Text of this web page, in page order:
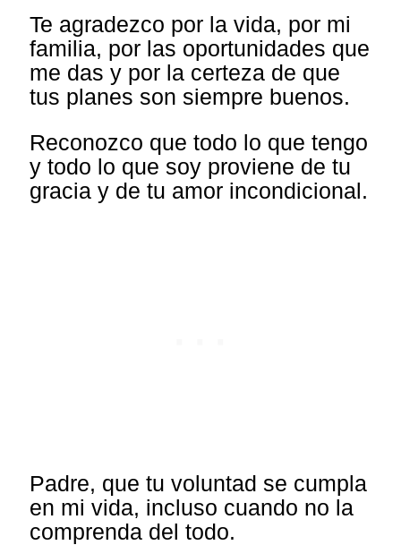
Te agradezco por la vida, por mi
familia, por las oportunidades que
me das y por la certeza de que
tus planes son siempre buenos.
Reconozco que todo lo que tengo
y todo lo que soy proviene de tu
gracia y de tu amor incondicional.
Padre, que tu voluntad se cumpla
en mi vida, incluso cuando no la
comprenda del todo.